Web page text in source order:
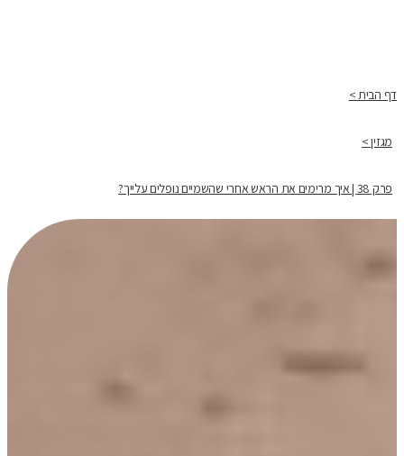
דף הבית >
מגזין >
פרק 38 | איך מרימים את הראש אחרי שהשמיים נופלים עלייך?